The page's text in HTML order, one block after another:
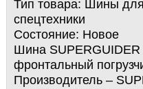
Тип товара: Шины для
спецтехники
Состояние: Новое
Шина SUPERGUIDER
фронтальный
Производитель –